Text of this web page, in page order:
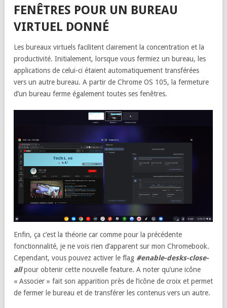
FENÊTRES POUR UN BUREAU
VIRTUEL DONNÉ
Les bureaux virtuels facilitent clairement la concentration et la
productivité. Initialement, lorsque vous fermiez un bureau, les
applications de celui-ci étaient automatiquement transférées
vers un autre bureau. A partir de Chrome OS 105, la fermeture
d’un bureau ferme également toutes ses fenêtres.
Enfin, ça c’est la théorie car comme pour la précédente
fonctionnalité, je ne vois rien d’apparent sur mon Chromebook.
Cependant, vous pouvez activer le flag #enable-desks-close-
allpour obtenir cette nouvelle feature. A noter qu’une icône
« Associer » fait son apparition près de l’icône de croix et permet
de fermer le bureau et de transférer les contenus vers un autre.